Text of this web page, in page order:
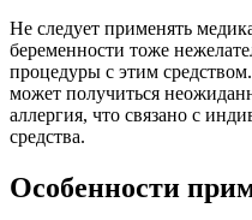
Не следует применять
беременности тоже
процедуры с этим
может получиться
аллергия, что связано с
средства.
Особенности